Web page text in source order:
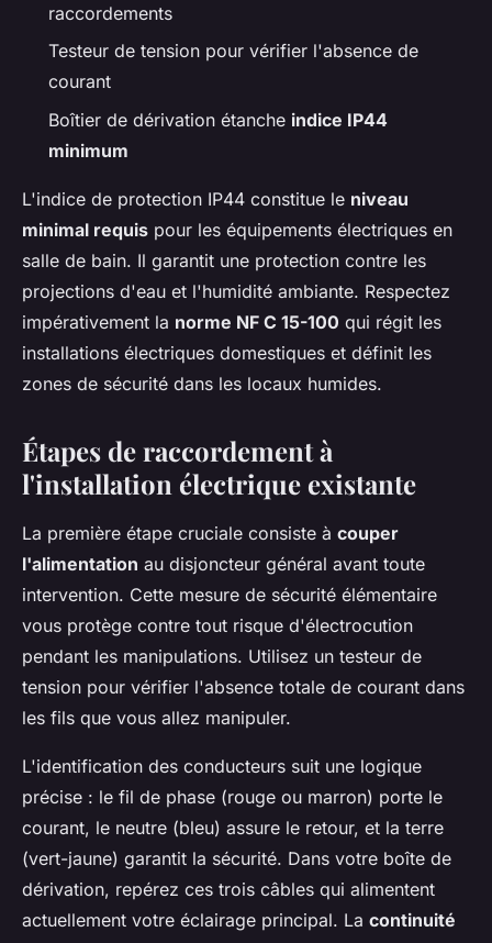
raccordements
Testeur de tension pour vérifier l'absence de
courant
Boîtier de dérivation étanche indice IP44
minimum
L'indice de protection IP44 constitue le niveau
minimal requis pour les équipements électriques en
salle de bain. Il garantit une protection contre les
projections d'eau et l'humidité ambiante. Respectez
impérativement la norme NF C 15-100 qui régit les
installations électriques domestiques et définit les
zones de sécurité dans les locaux humides.
Étapes de raccordement à
l'installation électrique existante
La première étape cruciale consiste à couper
l'alimentation au disjoncteur général avant toute
intervention. Cette mesure de sécurité élémentaire
vous protège contre tout risque d'électrocution
pendant les manipulations. Utilisez un testeur de
tension pour vérifier l'absence totale de courant dans
les fils que vous allez manipuler.
L'identification des conducteurs suit une logique
précise : le fil de phase (rouge ou marron) porte le
courant, le neutre (bleu) assure le retour, et la terre
(vert-jaune) garantit la sécurité. Dans votre boîte de
dérivation, repérez ces trois câbles qui alimentent
actuellement votre éclairage principal. La continuité